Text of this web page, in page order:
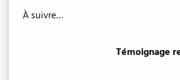
À suivre…
Témoignage